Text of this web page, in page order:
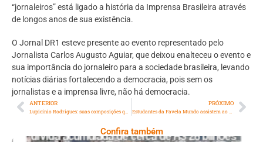
“jornaleiros” está ligado a história da Imprensa Brasileira através
de longos anos de sua existência.
O Jornal DR1 esteve presente ao evento representado pelo
Jornalista Carlos Augusto Aguiar, que deixou enalteceu o evento e
sua importância do jornaleiro para a sociedade brasileira, levando
notícias diárias fortalecendo a democracia, pois sem os
jornalistas e a imprensa livre, não há democracia.
ANTERIOR PRÓXIMO
Confira também